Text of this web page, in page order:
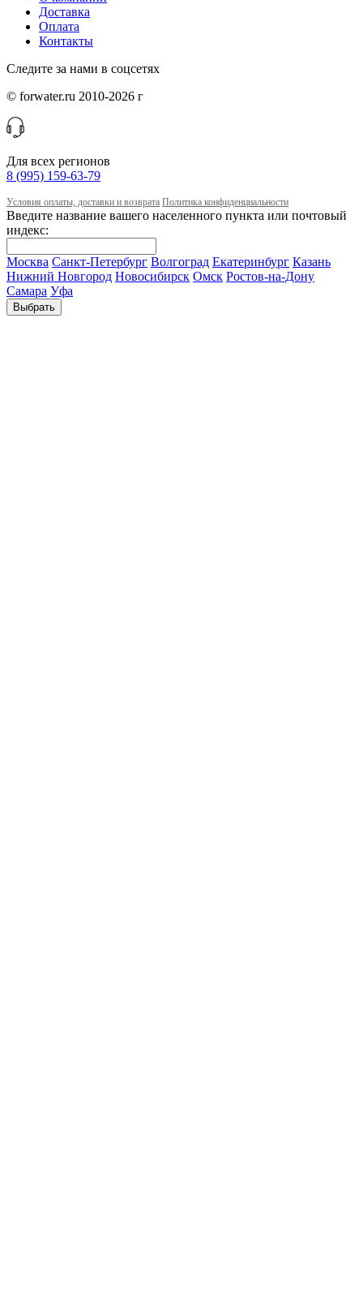
Доставка
Оплата
Контакты
Следите за нами в соцсетях
© forwater.ru 2010-2026 г
Для всех регионов
8 (995) 159-63-79
Условия оплаты, доставки и возврата Политика конфиденциальности
Введите название вашего населенного пункта или почтовый
индекс:
Москва Санкт-Петербург Волгоград Екатеринбург Казань
Нижний Новгород Новосибирск Омск Ростов-на-Дону
Самара Уфа